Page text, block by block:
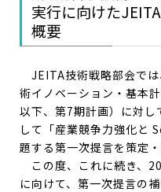
実行に向けた
概要
JEITA技術戦略部会で
術イノベーション・基本
以下、第7期計画）に対し
して「産業競争力強化と
題する第一次提言を策定・
この度、これに続き、
に向けて、第一次提言の